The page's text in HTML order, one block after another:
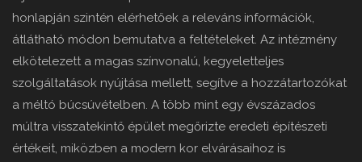
honlapján szintén elérhetőek a releváns információk,
átlátható módon bemutatva a feltételeket. Az intézmény
elkötelezett a magas színvonalú, kegyeletteljes
szolgáltatások nyújtása mellett, segítve a hozzátartozókat
a méltó búcsúvételben. A több mint egy évszázados
múltra visszatekintő épület megőrizte eredeti építészeti
értékeit, miközben a modern kor elvárásaihoz is